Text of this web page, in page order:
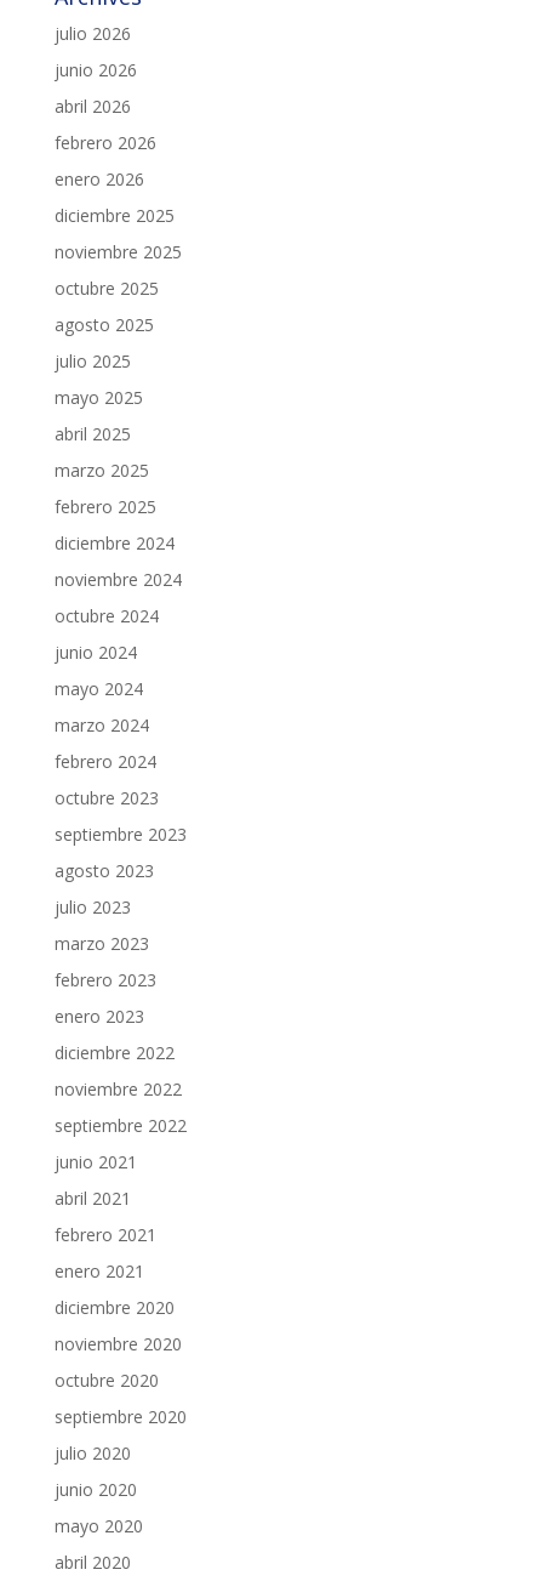
julio 2026
junio 2026
abril 2026
febrero 2026
enero 2026
diciembre 2025
noviembre 2025
octubre 2025
agosto 2025
julio 2025
mayo 2025
abril 2025
marzo 2025
febrero 2025
diciembre 2024
noviembre 2024
octubre 2024
junio 2024
mayo 2024
marzo 2024
febrero 2024
octubre 2023
septiembre 2023
agosto 2023
julio 2023
marzo 2023
febrero 2023
enero 2023
diciembre 2022
noviembre 2022
septiembre 2022
junio 2021
abril 2021
febrero 2021
enero 2021
diciembre 2020
noviembre 2020
octubre 2020
septiembre 2020
julio 2020
junio 2020
mayo 2020
abril 2020